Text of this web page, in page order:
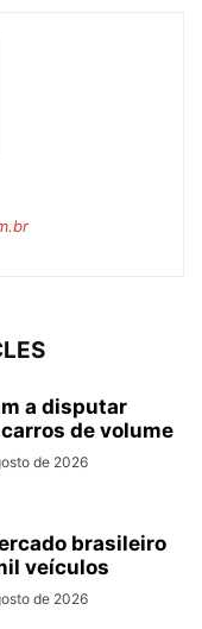
a disputar
de volume
de 2026
brasileiro
veículos
de 2026